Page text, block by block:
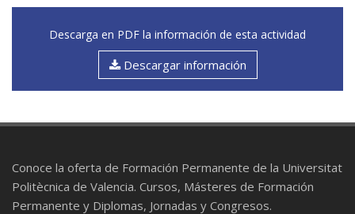
Descarga en PDF la información de esta actividad
Descargar información
Conoce la oferta de Formación Permanente de la Universitat
Politècnica de Valencia. Cursos, Másteres de Formación
Permanente y Diplomas, Jornadas y Congresos.